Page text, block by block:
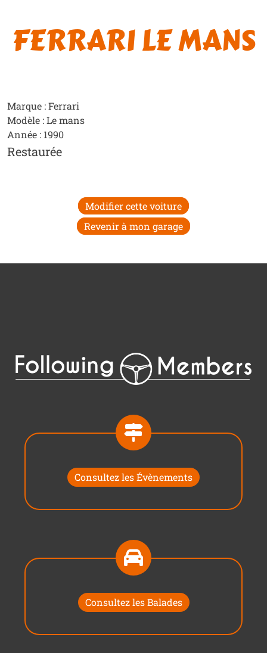
FERRARI LE MANS
Marque : Ferrari
Modèle : Le mans
Année : 1990
Restaurée
Modifier cette voiture
Revenir à mon garage
Consultez les Évènements
Consultez les Balades